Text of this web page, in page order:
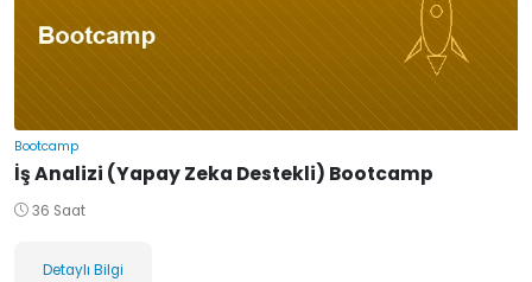
Bootcamp
İş Analizi (Yapay Zeka Destekli) Bootcamp
36 Saat
Detaylı Bilgi